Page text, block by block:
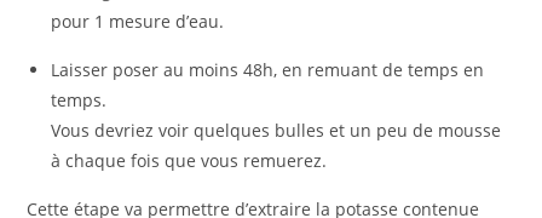
pour 1 mesure d’eau.
Laisser poser au moins 48h, en remuant de temps en
temps.
Vous devriez voir quelques bulles et un peu de mousse
à chaque fois que vous remuerez.
Cette étape va permettre d’extraire la potasse contenue